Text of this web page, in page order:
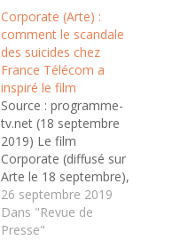
Corporate (Arte) :
comment le scandale
des suicides chez
France Télécom a
inspiré le film
Source : programme-
tv.net (18 septembre
2019) Le film
Corporate (diffusé sur
Arte le 18 septembre),
avec Céline Sallette et
Lambert Wilson,
dénonce certaines
26 septembre 2019
Dans "Revue de
Presse"